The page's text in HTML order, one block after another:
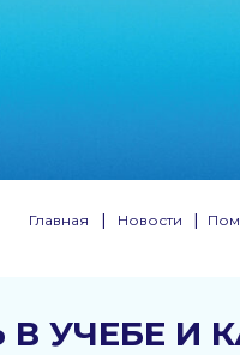
Главная Новости
УЧЕБЕ И